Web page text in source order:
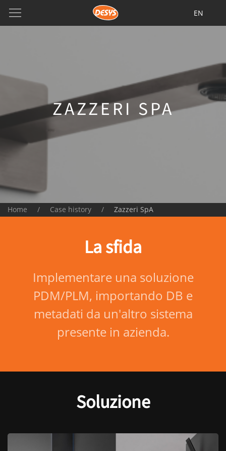
EN
ZAZZERI SPA
Home Case history Zazzeri SpA
La sfida
Implementare una soluzione
PDM/PLM, importando DB e
metadati da un'altro sistema
presente in azienda.
Soluzione